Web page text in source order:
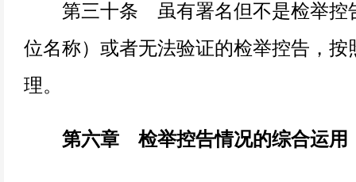
第三十条 虽有署名但不是检举控
位名称）或者无法验证的检举控告，按
理。
第六章 检举控告情况的综合运用